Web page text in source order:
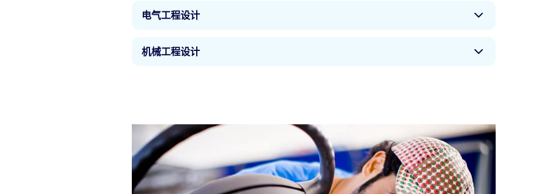
一而足，包括使用计算机建模为所有人设计最佳解决方案的创新方法。
计算机如今已经用于管理我们生活的方方面面，因此计算机工程师广受求职市场
欢迎也就不难理解了。英国的计算机工程设计学位课程将帮助你使用最先进的学
机科学相同的核心元素，你可以在任何方向上增强学习成果，从微控制器到图形
电气工程设计
如果你选择学习电气和电子工程设计，可以利用从微电子技术到大规模电力生产
的所有领域的最新见解强化自身学习成果。你将由此做好准备进入各种各样的领
机械工程设计
识。